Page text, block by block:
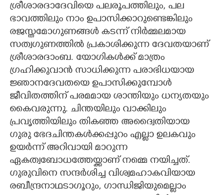
ശ്രീശാരദാദേവിയെ പലരൂപത്തിലും, പല
ഭാവത്തിലും നാം ഉപാസിക്കാറുണ്ടെങ്കിലും
രജസ്തമോഗുണങ്ങൾ കടന്ന് നിർമ്മലമായ
സത്വഗുണത്തിൽ പ്രകാശിക്കുന്ന ദേവതയാണ്
ശ്രീശാരദാംബ. യോഗികൾക്ക് മാത്രം
ഗ്രഹിക്കുവാൻ സാധിക്കുന്ന പരാഭിധയായ
ജ്ഞാനദേവതയെ ഉപാസിക്കുമ്പോൾ
ജീവിതത്തിന് പരമമായ ശാന്തിയും ധന്യതയും
കൈവരുന്നു. ചിന്തയിലും വാക്കിലും
പ്രവൃത്തിയിലും തികഞ്ഞ അദ്വൈതിയായ
ഗുരു ഭേദചിന്തകൾക്കപ്പുറം എല്ലാ ഉലകവും
ഉയർന്ന് അറിവായി മാറുന്ന
ഏകത്വബോധത്തേയ്ക്കാണ് നമ്മെ നയിച്ചത്.
ഗുരുവിനെ സന്ദർശിച്ച വിശ്വമഹാകവിയായ
രബീന്ദ്രനാഥടാഗൂറും, ഗാന്ധിജിയുമെല്ലാം